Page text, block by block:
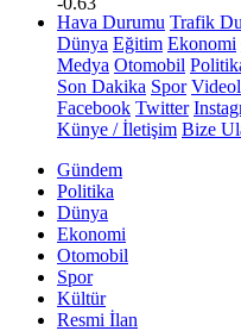
Hava Durumu Trafik
Dünya Eğitim Ekonomi
Medya Otomobil
Son Dakika Spor
Facebook Twitter
Künye / İletişim Bize
Gündem
Politika
Dünya
Ekonomi
Otomobil
Spor
Kültür
Resmi İlan